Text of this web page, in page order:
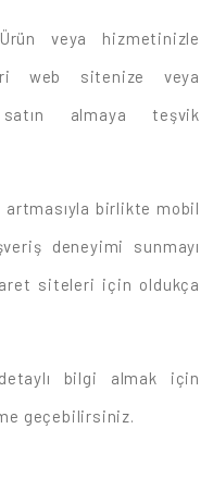
veya hizmetinizle
web sitenize veya
satın almaya teşvik
artmasıyla birlikte mobil
deneyimi sunmayı
siteleri için oldukça
bilgi almak için
geçebilirsiniz.